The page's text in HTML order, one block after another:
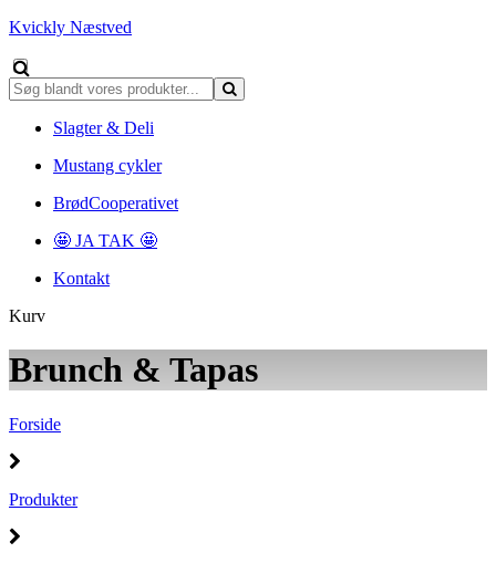
Kvickly Næstved
Slagter & Deli
Mustang cykler
BrødCooperativet
🤩 JA TAK 🤩
Kontakt
Kurv
Brunch & Tapas
Forside
Produkter